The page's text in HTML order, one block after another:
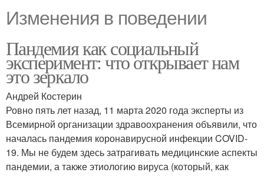
Изменения в поведении
Пандемия как социальный
эксперимент: что открывает нам
это зеркало
Андрей Костерин
Ровно пять лет назад, 11 марта 2020 года эксперты из
Всемирной организации здравоохранения объявили, что
началась пандемия коронавирусной инфекции COVID-
19. Мы не будем здесь затрагивать медицинские аспекты
пандемии, а также этиологию вируса (который, как